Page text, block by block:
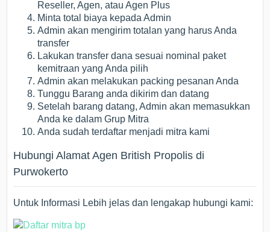
Reseller, Agen, atau Agen Plus
Minta total biaya kepada Admin
Admin akan mengirim totalan yang harus Anda
transfer
Lakukan transfer dana sesuai nominal paket
kemitraan yang Anda pilih
Admin akan melakukan packing pesanan Anda
Tunggu Barang anda dikirim dan datang
Setelah barang datang, Admin akan memasukkan
Anda ke dalam Grup Mitra
Anda sudah terdaftar menjadi mitra kami
Hubungi Alamat Agen British Propolis di
Purwokerto
Untuk Informasi Lebih jelas dan lengakap hubungi kami: